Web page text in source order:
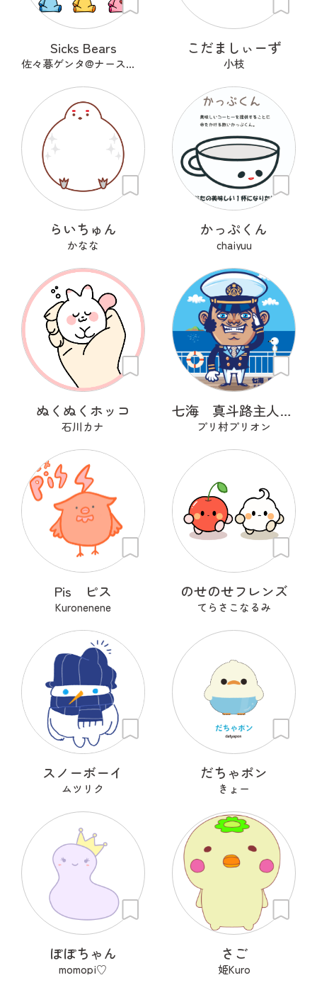
Sicks Bears
佐々暮ゲンタ@ナース兼描き
こだましぃーず
小枝
らいちゅん
かなな
かっぷくん
chaiyuu
ぬくぬくホッコ
石川カナ
七海 真斗路主人（ナナミ マドロス）
プリ村プリオン
Pis ピス
Kuronenene
のせのせフレンズ
てらさこなるみ
スノーボーイ
ムツリク
だちゃポン
きょー
ぽぽちゃん
momopi♡
さご
姫Kuro